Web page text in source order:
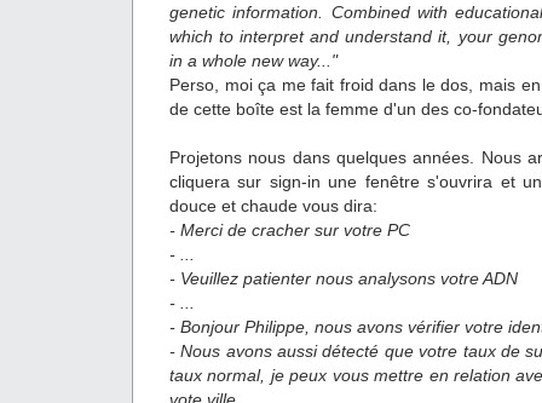
genetic information. Combined with
which to interpret and understand it, your
in a whole new way..."
Perso, moi ça me fait froid dans le dos, mais
de cette boîte est la femme d'un des co-
Projetons nous dans quelques années. Nous
cliquera sur sign-in une fenêtre s'ouvrira et
douce et chaude vous dira:
- Merci de cracher sur votre PC
- ...
- Veuillez patienter nous analysons votre ADN
- ...
- Bonjour Philippe, nous avons vérifier votre
- Nous avons aussi détecté que votre taux de
taux normal, je peux vous mettre en relation